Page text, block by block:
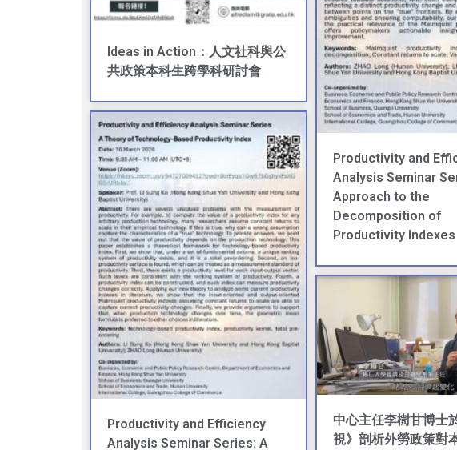
Ideas in Action：人文社科與公
共政策本科生跨學科研討會
Productivity and
Analysis Seminar
Approach to the
Decomposition of
Productivity Indexes
Productivity and Efficiency
Analysis Seminar Series: A
中心主任李樹甘博士
視》剖析外勞政策對